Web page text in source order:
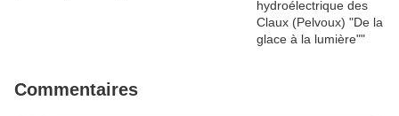
Commentaires